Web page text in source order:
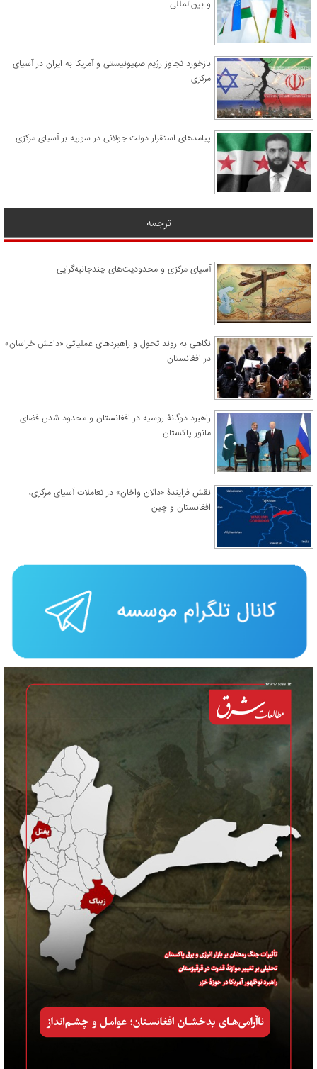
و بین‌المللی
​بازخورد تجاوز رژیم صهیونیستی و آمریکا به ایران در آسیای
مرکزی
پیامدهای استقرار دولت جولانی در سوریه بر آسیای مرکزی
ترجمه
آسیای مرکزی و محدودیت‌های چندجانبه‌گرایی
نگاهی به روند تحول و راهبردهای عملیاتی «داعش خراسان»
در افغانستان
راهبرد دوگانۀ روسیه در افغانستان و محدود شدن فضای
مانور پاکستان
نقش فزایندۀ «دالان واخان» در تعاملات آسیای مرکزی،
افغانستان و چین